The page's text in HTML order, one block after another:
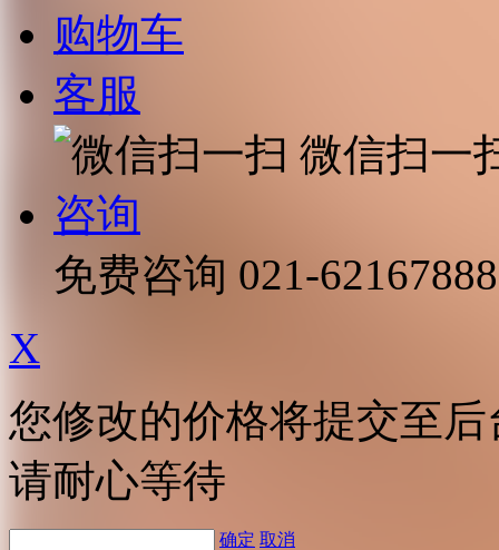
购物车
客服
微信扫一
咨询
免费咨询 021-62167888
X
您修改的价格将提交至
请耐心等待
确定 取消